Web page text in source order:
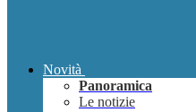
Novità
Panoramica
Le notizie